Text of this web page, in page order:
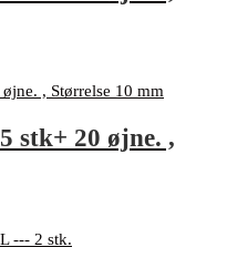
stk+ 20 øjne. ,